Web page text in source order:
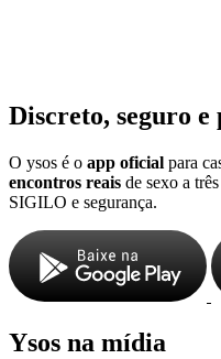
Discreto, seguro e
O ysos é o app oficial para
encontros reais de sexo a
SIGILO e segurança.
Ysos na mídia